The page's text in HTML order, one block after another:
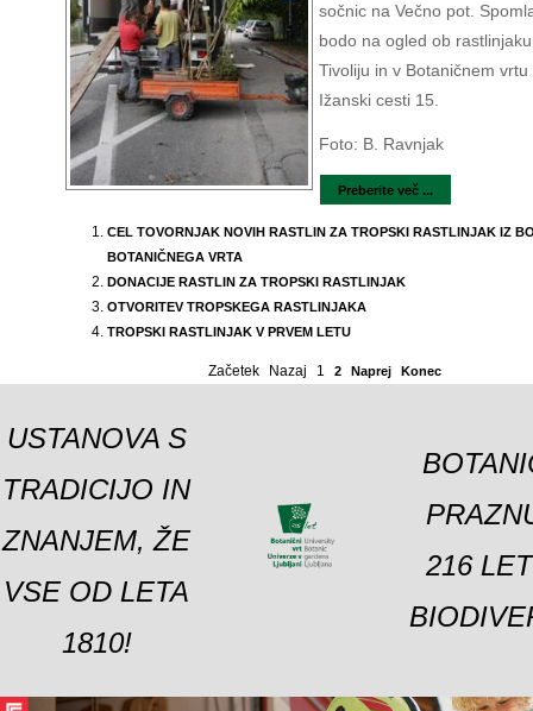
sočnic na Večno pot.
bodo na ogled ob
Tivoliju in v Botaničnem vrtu
Ižanski cesti 15.
Foto: B. Ravnjak
Preberite več ...
CEL TOVORNJAK NOVIH RASTLIN ZA TROPSKI RASTLINJAK IZ
BOTANIČNEGA VRTA
DONACIJE RASTLIN ZA TROPSKI RASTLINJAK
OTVORITEV TROPSKEGA RASTLINJAKA
TROPSKI RASTLINJAK V PRVEM LETU
Začetek Nazaj 1 2 Naprej Konec
USTANOVA S
TRADICIJO IN
ZNANJEM, ŽE
VSE OD LETA
1810!
216